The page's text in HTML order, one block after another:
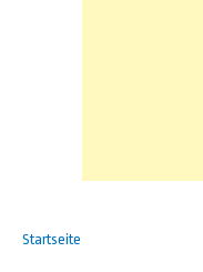
Startseite